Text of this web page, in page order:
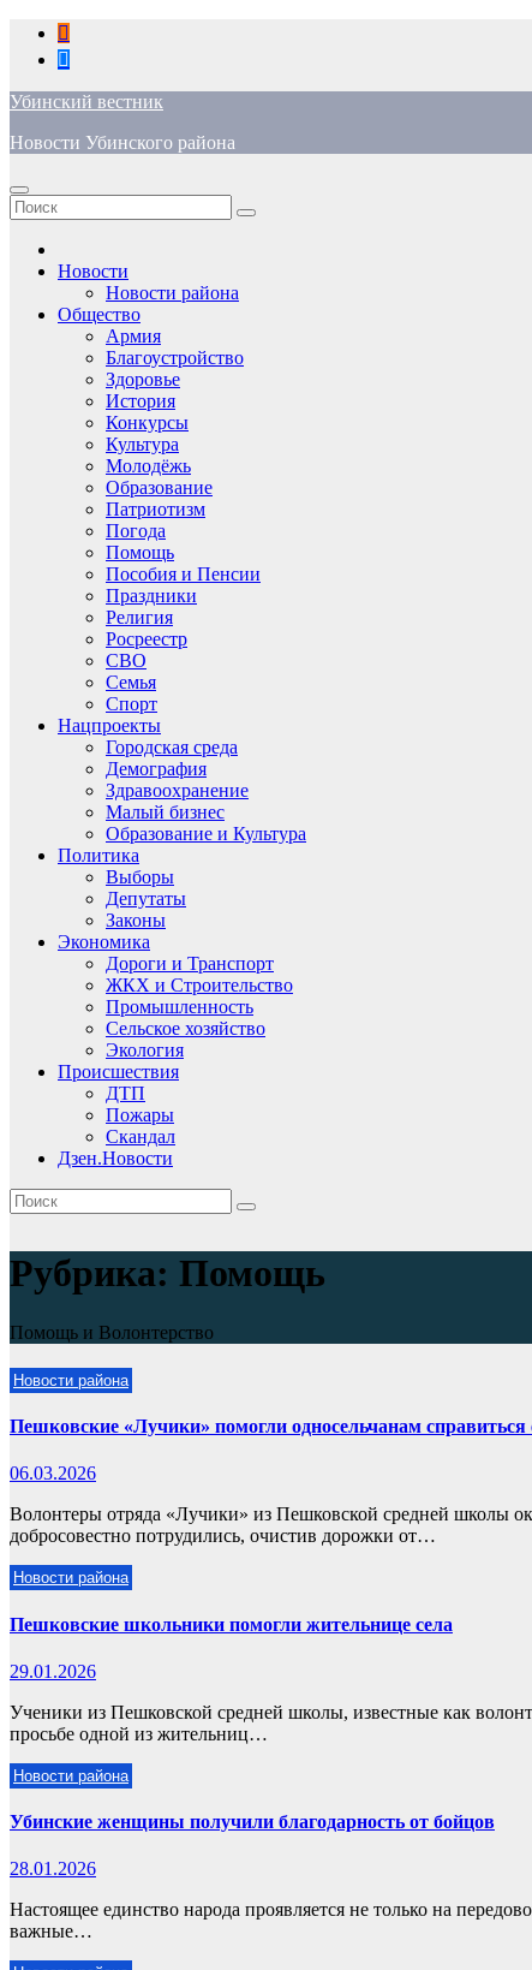
Перейти
содержимому
Убинский вестник
Новости Убинского района
Новости
Новости района
Общество
Армия
Благоустройство
Здоровье
История
Конкурсы
Культура
Молодёжь
Образование
Патриотизм
Погода
Помощь
Пособия и Пенсии
Праздники
Религия
Росреестр
СВО
Семья
Спорт
Нацпроекты
Городская среда
Демография
Здравоохранение
Малый бизнес
Образование и Культура
Политика
Выборы
Депутаты
Законы
Экономика
Дороги и Транспорт
ЖКХ и Строительство
Промышленность
Сельское хозяйство
Экология
Происшествия
ДТП
Пожары
Скандал
Дзен.Новости
Рубрика: Помощь
Помощь и Волонтерство
Новости района
Пешковские «Лучики» помогли односельчанам справиться
06.03.2026
Волонтеры отряда «Лучики» из Пешковской средней школы
добросовестно потрудились, очистив дорожки от…
Новости района
Пешковские школьники помогли жительнице села
29.01.2026
Ученики из Пешковской средней школы, известные как
просьбе одной из жительниц…
Новости района
Убинские женщины получили благодарность от бойцов
28.01.2026
Настоящее единство народа проявляется не только на
важные…